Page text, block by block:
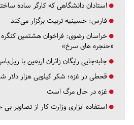
استادان دانشگاهی که کارگر ساده
فارس: حسینیه تربیت برگزار می‌کند
خراسان رضوی: فراخوان هشتمین
«حنجره های سرخ»
جابه‌جایی رایگان زائران اربعین با
قحطی در غزه؛ شکر کیلویی هزار دلار
غزه در حال مرگ است
استفاده ابزاری وزارت کار از تصاویر